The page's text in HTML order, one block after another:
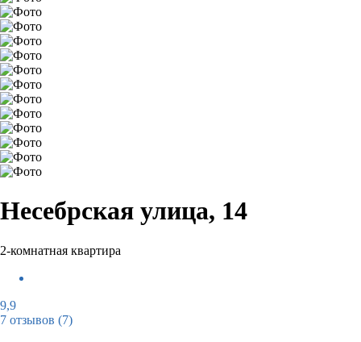
Несебрская улица, 14
2-комнатная квартира
9,9
7 отзывов (7)